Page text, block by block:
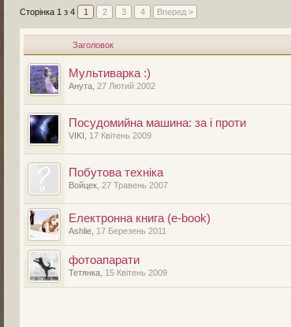
Сторінка 1 з 4 1 2 3 4 Вперед >
Заголовок
Мультиварка :)
Анута 27 Лютий 2002
Посудомийна машина: за і проти
VIKI 17 Квітень 2009
Побутова техніка
Войцек 27 Травень 2007
Електронна книга (e-book)
Ashlie 17 Березень 2011
фотоапарати
Тетянка 15 Квітень 2009